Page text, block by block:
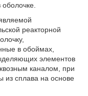
реакторной
в обоймах,
элементов
каналом, при
из сплава на основе